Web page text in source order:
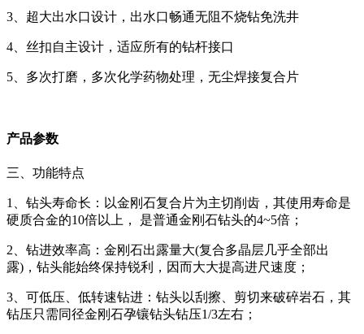
3、超大出水口设计，出水口畅通无阻不烧钻免洗井
4、丝扣自主设计，适应所有的钻杆接口
5、多次打磨，多次化学药物处理，无尘焊接复合片
产品参数
三、功能特点
1、钻头寿命长：以金刚石复合片为主切削齿，其使用寿命是
硬质合金的10倍以上， 是普通金刚石钻头的4~5倍；
2、钻进效率高：金刚石出露量大(复合多晶层几乎全部出
露)，钻头能始终保持锐利，因而大大提高进尺速度；
3、可低压、低转速钻进：钻头以刮擦、剪切来破碎岩石，其
钻压只需同径金刚石孕镶钻头钻压1/3左右；